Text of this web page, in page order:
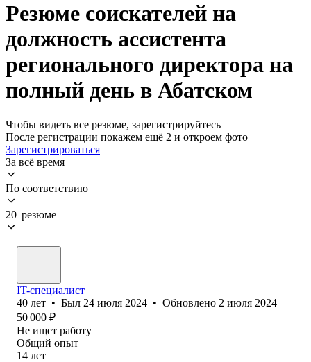
Резюме соискателей на
должность ассистента
регионального директора на
полный день в Абатском
Чтобы видеть все резюме, зарегистрируйтесь
После регистрации покажем ещё 2 и откроем фото
Зарегистрироваться
За всё время
По соответствию
20 резюме
IT-специалист
40 лет • Был 24 июля 2024 • Обновлено 2 июля 2024
50 000 ₽
Не ищет работу
Общий опыт
14 лет